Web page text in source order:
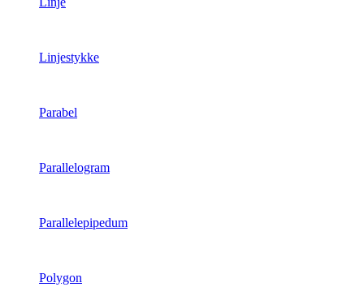
Linjestykke
Parabel
Parallelogram
Parallelepipedum
Polygon